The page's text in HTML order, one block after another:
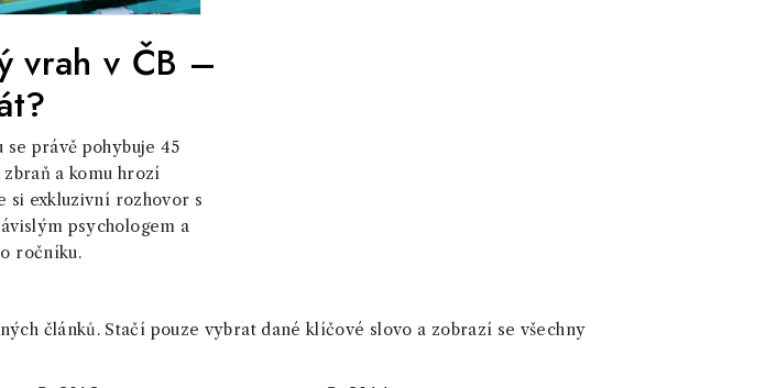
vrah v ČB –
se právě pohybuje 45
zbraň a komu hrozí
si exkluzivní rozhovor s
psychologem a
ročníku.
článků. Stačí pouze vybrat dané klíčové slovo a zobrazí se všechny